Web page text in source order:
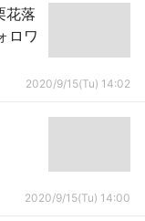
花落
ロワ
2020/9/15(Tu) 14:02
2020/9/15(Tu) 14:00